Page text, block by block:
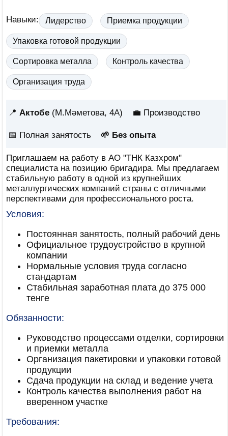
Навыки: Лидерство Приемка продукции
Упаковка готовой продукции
Сортировка металла Контроль качества
Организация труда
📍 Актобе (М.Мәметова, 4А) 💼 Производство
📅 Полная занятость 🌱 Без опыта
Приглашаем на работу в АО "ТНК Казхром"
специалиста на позицию бригадира. Мы предлагаем
стабильную работу в одной из крупнейших
металлургических компаний страны с отличными
перспективами для профессионального роста.
Условия:
Постоянная занятость, полный рабочий день
Официальное трудоустройство в крупной
компании
Нормальные условия труда согласно
стандартам
Стабильная заработная плата до 375 000
тенге
Обязанности:
Руководство процессами отделки, сортировки
и приемки металла
Организация пакетировки и упаковки готовой
продукции
Сдача продукции на склад и ведение учета
Контроль качества выполнения работ на
вверенном участке
Требования: